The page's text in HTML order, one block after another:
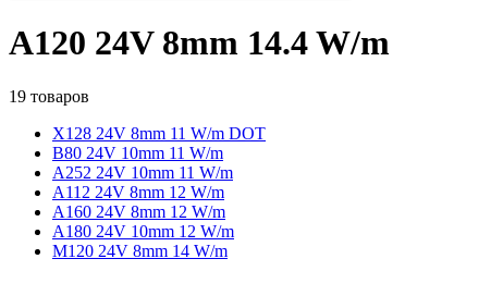
A120 24V 8mm 14.4 W/m
19 товаров
X128 24V 8mm 11 W/m DOT
B80 24V 10mm 11 W/m
A252 24V 10mm 11 W/m
A112 24V 8mm 12 W/m
A160 24V 8mm 12 W/m
A180 24V 10mm 12 W/m
M120 24V 8mm 14 W/m